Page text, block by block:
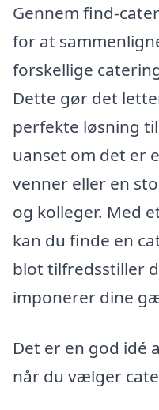
Gennem find-
for at
forskellige
Dette gør det
perfekte løsning
uanset om det er
venner eller en
og kolleger. Med
kan du finde en
blot tilfredsstiller
imponerer dine
Det er en god idé
når du vælger